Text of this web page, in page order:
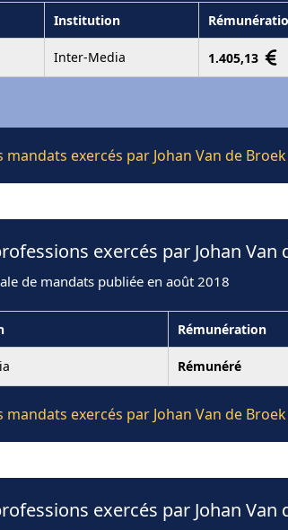
Institution
Inter-Media 1.405,13
exercés par Johan Van de
exercés par Johan Van
de mandats publiée en août 2018
Rémunération
Rémunéré
exercés par Johan Van de
exercés par Johan Van